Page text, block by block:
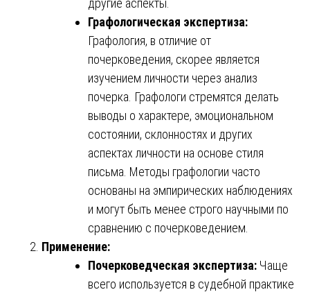
другие аспекты.
Графологическая экспертиза:
Графология, в отличие от
почерковедения, скорее является
изучением личности через анализ
почерка. Графологи стремятся делать
выводы о характере, эмоциональном
состоянии, склонностях и других
аспектах личности на основе стиля
письма. Методы графологии часто
основаны на эмпирических наблюдениях
и могут быть менее строго научными по
сравнению с почерковедением.
Применение:
Почерковедческая экспертиза: Чаще
всего используется в судебной практике